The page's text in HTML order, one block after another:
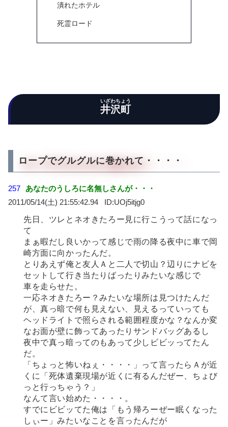
潰れたホテル
死霊ロード
井沢町
いざわちょう
ロープでグルグルに巻かれて・・・・
257
あなたのうしろに名無しさんが・・・
2011/05/14(土) 21:55:42.94
UOj5itjg0
先日、ツレとネオきたろー見に行こうって話になっ
て
まぁ暇だし良いかって感じで雨の降る夜中に車で岡
崎方面に向かったんだ。
とりあえず俺と友人Ａと二人で切山？辺りにナビを
セットして行き当たりばったりみたいな感じで
車を走らせた。
一応ネオきたろー？みたいな場所は見つけたんだ
が、真っ暗で何も見えない、見えるっていっても
ヘッドライトで照らされる範囲程度かな？なんか変
なお面が壁に飾ってあったりサンドバッグあるし
夜中で真っ暗ってのもあって少しビビッってたん
だ。
「ちょっと怖いねぇ・・・・」って言ったらＡが近
くに「死体遺棄現場が近くに有るんだぜー、ちょび
っと行っちゃう？」
なんて言い始めた・・・・。
すでにビビッてた俺は「もう帰ろーぜー眠くなった
しぃー」みたいなことを言ったんだが